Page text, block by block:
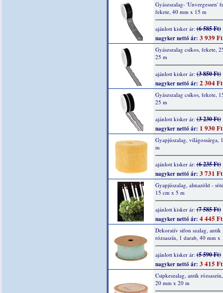
Gyászszalag- 'Unvergessen'
fekete, 40 mm x 15 m
ajánlott kisker ár:(6 585 Ft)
nagyker nettó ár: 3 939 Ft
Gyászszalag csíkos, fekete,
25 m
ajánlott kisker ár:(3 850 Ft)
nagyker nettó ár: 2 304 Ft
Gyászszalag csíkos, fekete,
25 m
ajánlott kisker ár:(3 230 Ft)
nagyker nettó ár: 1 930 Ft
Gyapjúszalag, világossárga,
m
ajánlott kisker ár:(6 235 Ft)
nagyker nettó ár: 3 731 Ft
Gyapjúszalag, almazöld -
15 cm x 5 m
ajánlott kisker ár:(7 585 Ft)
nagyker nettó ár: 4 445 Ft
Dekoratív sifon szalag, antik
rózsaszín, 1 darab, 40 mm x
ajánlott kisker ár:(5 590 Ft)
nagyker nettó ár: 3 415 Ft
Csipkeszalag, antik
20 mm x 20 m